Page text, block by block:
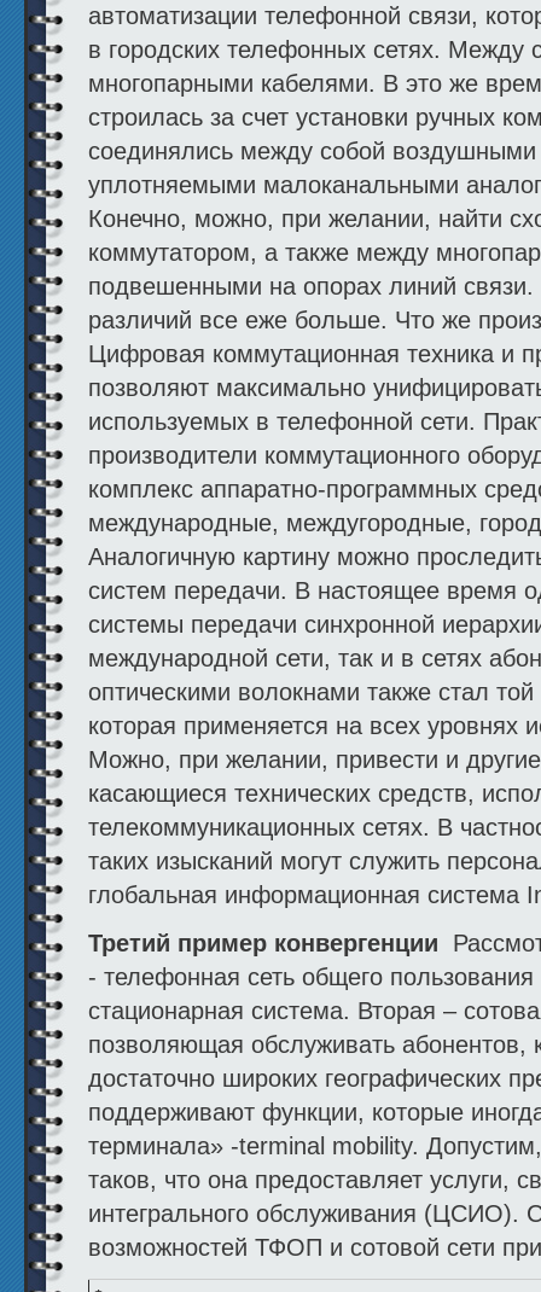
автоматизации телефонной связи,
в городских телефонных сетях. Между
многопарными кабелями. В это же
строилась за счет установки ручных
соединялись между собой
уплотняемыми малоканальными
Конечно, можно, при желании, найти
коммутатором, а также между
подвешенными на опорах линий
различий все еже больше. Что же
Цифровая коммутационная техника и
позволяют максимально
используемых в телефонной сети.
производители коммутационного
комплекс аппаратно-программных
международные, междугородные,
Аналогичную картину можно
систем передачи. В настоящее время
системы передачи синхронной
международной сети, так и в сетях
оптическими волокнами также стал
которая применяется на всех уровнях
Можно, при желании, привести и
касающиеся технических средств,
телекоммуникационных сетях. В
таких изысканий могут служить
глобальная информационная система
Третий пример конвергенции
- телефонная сеть общего
стационарная система. Вторая –
позволяющая обслуживать
достаточно широких географических
поддерживают функции, которые
терминала» -terminal mobility.
таков, что она предоставляет услуги,
интегрального обслуживания (ЦСИО).
возможностей ТФОП и сотовой сети